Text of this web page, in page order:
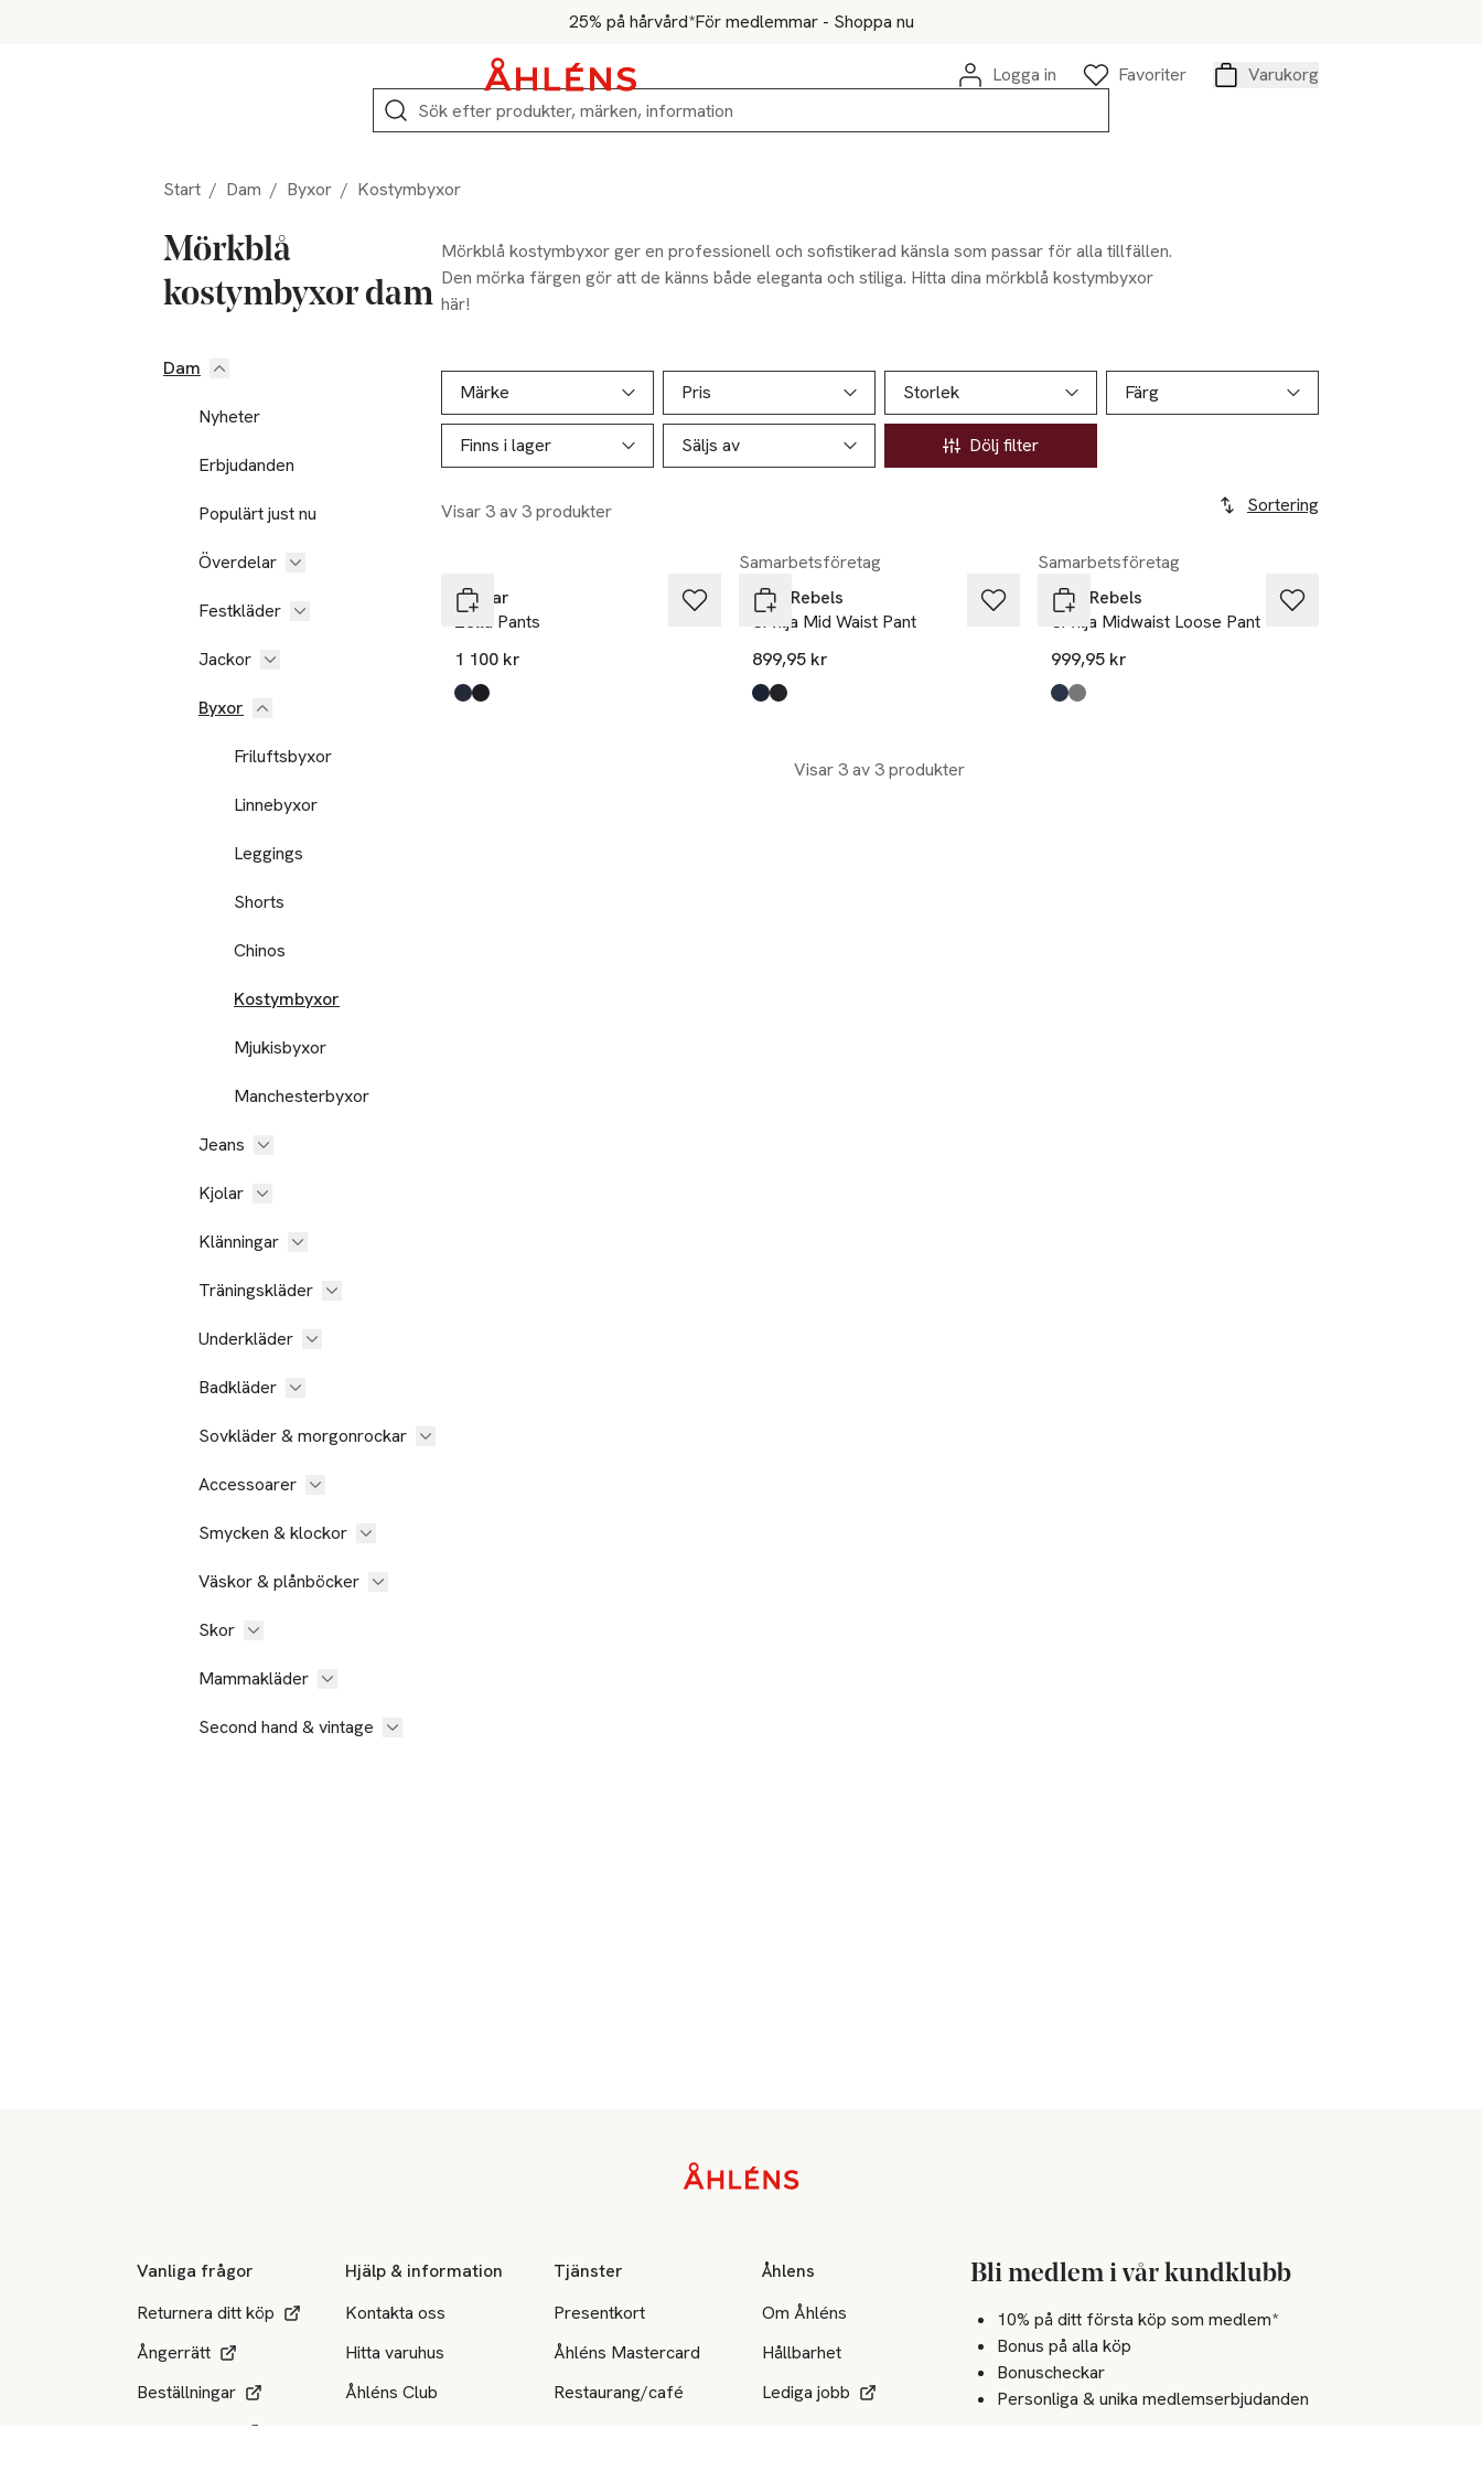
25% på hårvård*För medlemmar - Shoppa nu
Logga in
Favoriter
Varukorg
Sök
Start / Dam / Byxor / Kostymbyxor
Mörkblå
kostymbyxor dam
Mörkblå kostymbyxor ger en professionell och sofistikerad känsla som passar för alla tillfällen.
Den mörka färgen gör att de känns både eleganta och stiliga. Hitta dina mörkblå kostymbyxor
här!
Hoppa till produktsidan
Dam
Nyheter
Erbjudanden
Populärt just nu
Överdelar
Festkläder
Jackor
Byxor
Friluftsbyxor
Linnebyxor
Leggings
Shorts
Chinos
Kostymbyxor
Mjukisbyxor
Manchesterbyxor
Jeans
Kjolar
Klänningar
Träningskläder
Underkläder
Badkläder
Sovkläder & morgonrockar
Accessoarer
Smycken & klockor
Väskor & plånböcker
Skor
Mammakläder
Second hand & vintage
Hoppa till produktsidan
Märke
Pris Storlek Färg
Finns i lager Säljs av Dölj filter
Visar 3 av 3 produkter Sortering
Lista över produkter
Inwear
Zella Pants
1 100 kr
Produkten finns i färgerna:
Marineblue
Black
Samarbetsföretag
Soft Rebels
Srvilja Mid Waist Pant
899,95 kr
Produkten finns i färgerna:
total eclipse
black
Samarbetsföretag
Soft Rebels
Srvilja Midwaist Loose Pant
999,95 kr
Produkten finns i färgerna:
total eclipse
black
Visar 3 av 3 produkter
Vanliga frågor
Returnera ditt köp
Ångerrätt
Beställningar
Hjälp & information
Kontakta oss
Hitta varuhus
Åhléns Club
Tjänster
Presentkort
Åhléns Mastercard
Restaurang/café
Åhlens
Om Åhléns
Hållbarhet
Lediga jobb
Bli medlem i vår kundklubb
10% på ditt första köp som medlem*
Bonus på alla köp
Bonuscheckar
Personliga & unika medlemserbjudanden